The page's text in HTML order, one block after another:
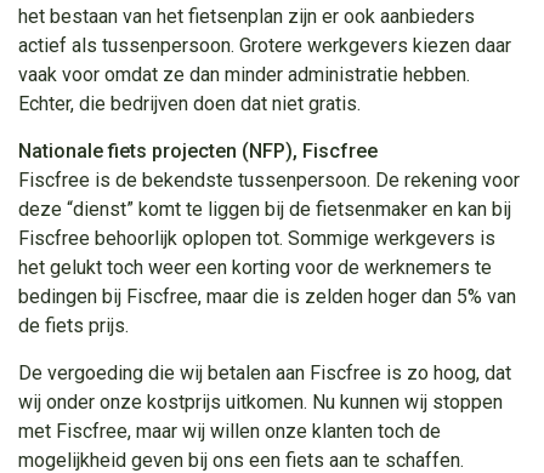
het bestaan van het fietsenplan zijn er ook aanbieders
actief als tussenpersoon. Grotere werkgevers kiezen daar
vaak voor omdat ze dan minder administratie hebben.
Echter, die bedrijven doen dat niet gratis.
Nationale fiets projecten (NFP), Fiscfree
Fiscfree is de bekendste tussenpersoon. De rekening voor
deze “dienst” komt te liggen bij de fietsenmaker en kan bij
Fiscfree behoorlijk oplopen tot. Sommige werkgevers is
het gelukt toch weer een korting voor de werknemers te
bedingen bij Fiscfree, maar die is zelden hoger dan 5% van
de fiets prijs.
De vergoeding die wij betalen aan Fiscfree is zo hoog, dat
wij onder onze kostprijs uitkomen. Nu kunnen wij stoppen
met Fiscfree, maar wij willen onze klanten toch de
mogelijkheid geven bij ons een fiets aan te schaffen.